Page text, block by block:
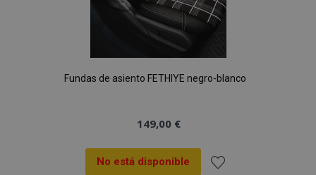
Fundas de asiento FETHIYE negro-blanco
149,00 €
No está disponible